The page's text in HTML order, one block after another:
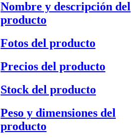
Nombre y descripción del
producto
Fotos del producto
Precios del producto
Stock del producto
Peso y dimensiones del
producto